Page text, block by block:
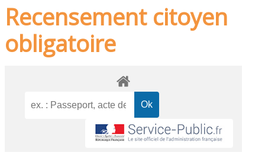
Recensement citoyen
obligatoire